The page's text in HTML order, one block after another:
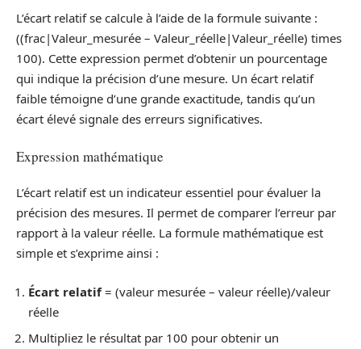
L’écart relatif se calcule à l’aide de la formule suivante :
((frac|Valeur_mesurée – Valeur_réelle|Valeur_réelle) times
100). Cette expression permet d’obtenir un pourcentage
qui indique la précision d’une mesure. Un écart relatif
faible témoigne d’une grande exactitude, tandis qu’un
écart élevé signale des erreurs significatives.
Expression mathématique
L’écart relatif est un indicateur essentiel pour évaluer la
précision des mesures. Il permet de comparer l’erreur par
rapport à la valeur réelle. La formule mathématique est
simple et s’exprime ainsi :
Écart relatif= (valeur mesurée – valeur réelle)/valeur
réelle
Multipliez le résultat par 100 pour obtenir un